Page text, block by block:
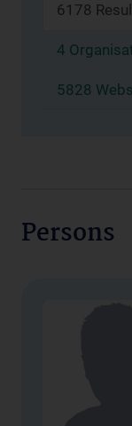
6178
4
5828
Persons